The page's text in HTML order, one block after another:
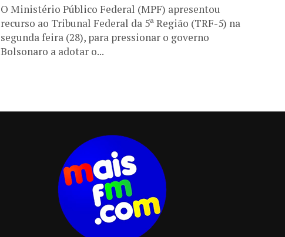
O Ministério Público Federal (MPF) apresentou
recurso ao Tribunal Federal da 5ª Região (TRF-5) na
segunda feira (28), para pressionar o governo
Bolsonaro a adotar o...